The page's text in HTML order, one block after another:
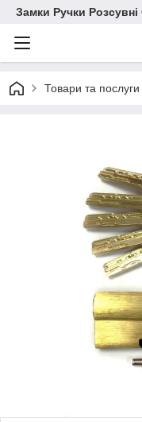
Замки Ручки
Товари та послуги